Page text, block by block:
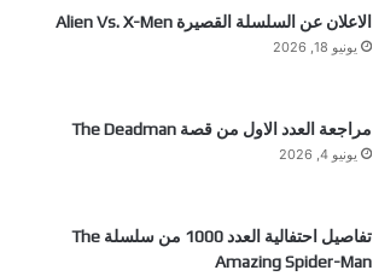
الاعلان عن السلسلة القصيرة Alien Vs. X-Men
يونيو 18, 2026
مراجعة العدد الاول من قصة The Deadman
يونيو 4, 2026
تفاصيل احتفالية العدد 1000 من سلسلة The
Amazing Spider-Man